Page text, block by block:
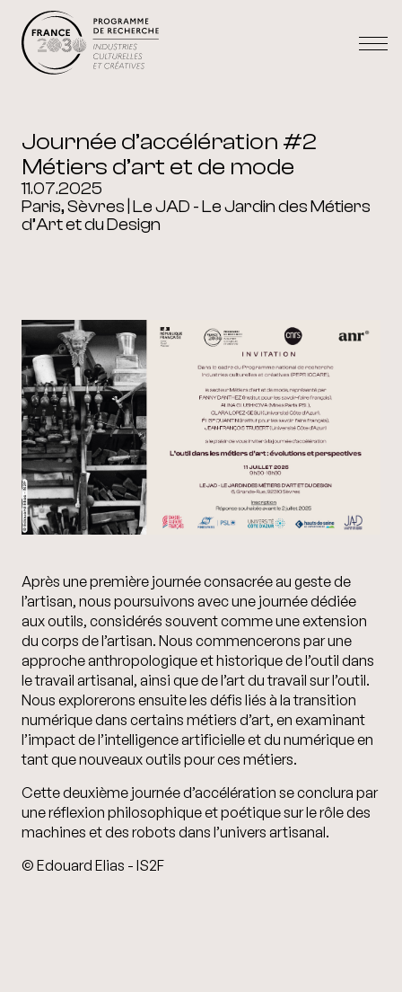
Journée d’accélération #2
Métiers d’art et de mode
11.07.2025
Paris, Sèvres | Le JAD - Le Jardin des Métiers
d’Art et du Design
Après une première journée consacrée au geste de
l’artisan, nous poursuivons avec une journée dédiée
aux outils, considérés souvent comme une extension
du corps de l’artisan. Nous commencerons par une
approche anthropologique et historique de l’outil dans
le travail artisanal, ainsi que de l’art du travail sur l’outil.
Nous explorerons ensuite les défis liés à la transition
numérique dans certains métiers d’art, en examinant
l’impact de l’intelligence artificielle et du numérique en
tant que nouveaux outils pour ces métiers.
Cette deuxième journée d’accélération se conclura par
une réflexion philosophique et poétique sur le rôle des
machines et des robots dans l’univers artisanal.
© Edouard Elias - IS2F